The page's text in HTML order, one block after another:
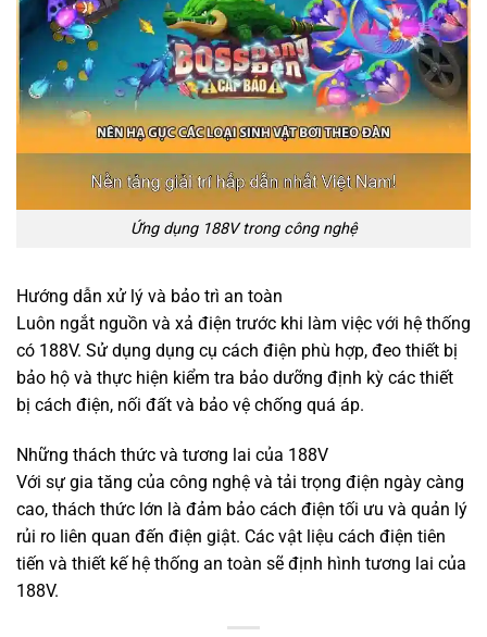
Ứng dụng 188V trong công nghệ
Hướng dẫn xử lý và bảo trì an toàn
Luôn ngắt nguồn và xả điện trước khi làm việc với hệ thống
có 188V. Sử dụng dụng cụ cách điện phù hợp, đeo thiết bị
bảo hộ và thực hiện kiểm tra bảo dưỡng định kỳ các thiết
bị cách điện, nối đất và bảo vệ chống quá áp.
Những thách thức và tương lai của 188V
Với sự gia tăng của công nghệ và tải trọng điện ngày càng
cao, thách thức lớn là đảm bảo cách điện tối ưu và quản lý
rủi ro liên quan đến điện giật. Các vật liệu cách điện tiên
tiến và thiết kế hệ thống an toàn sẽ định hình tương lai của
188V.